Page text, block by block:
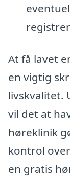
At få lavet
en vigtig
livskvalitet.
vil det at
høreklinik
kontrol
en gratis